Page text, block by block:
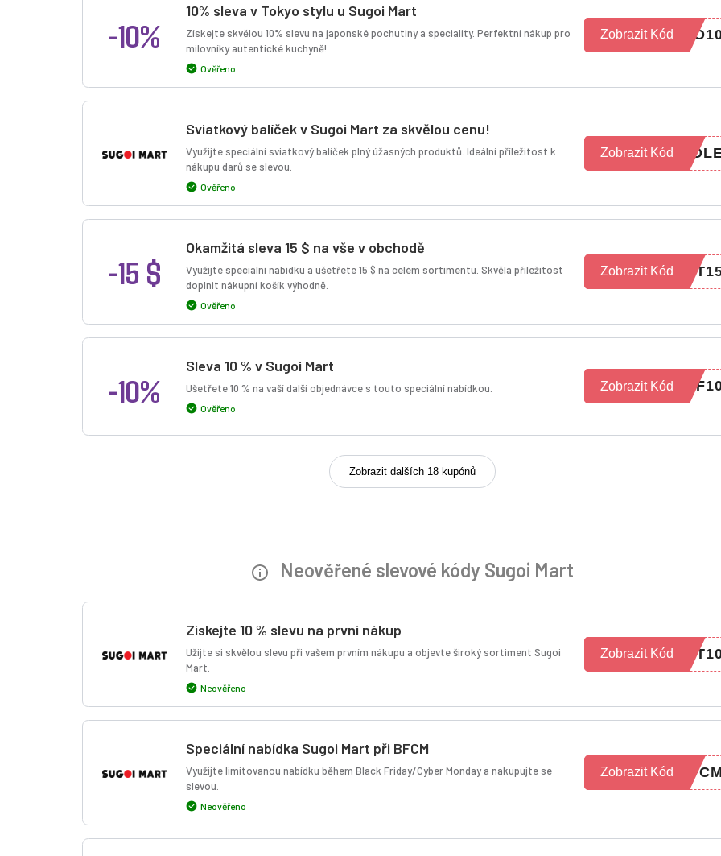
-10%
10% sleva v Tokyo stylu u Sugoi Mart
Získejte skvělou 10% slevu na japonské pochutiny a speciality. Perfektní nákup pro
milovníky autentické kuchyně!
Ověřeno
Zobrazit Kód
Sviatkový balíček v Sugoi Mart za skvělou cenu!
Využijte speciální sviatkový balíček plný úžasných produktů. Ideální příležitost k
nákupu darů se slevou.
Ověřeno
Zobrazit Kód
-15 $
Okamžitá sleva 15 $ na vše v obchodě
Využijte speciální nabídku a ušetřete 15 $ na celém sortimentu. Skvělá příležitost
doplnit nákupní košík výhodně.
Ověřeno
Zobrazit Kód
-10%
Sleva 10 % v Sugoi Mart
Ušetřete 10 % na vaší další objednávce s touto speciální nabídkou.
Ověřeno
Zobrazit Kód
Zobrazit dalších 18 kupónů
Neověřené slevové kódy Sugoi Mart
Získejte 10 % slevu na první nákup
Užijte si skvělou slevu při vašem prvním nákupu a objevte široký sortiment Sugoi
Mart.
Neověřeno
Zobrazit Kód
Speciální nabídka Sugoi Mart při BFCM
Využijte limitovanou nabídku během Black Friday/Cyber Monday a nakupujte se
slevou.
Neověřeno
Zobrazit Kód